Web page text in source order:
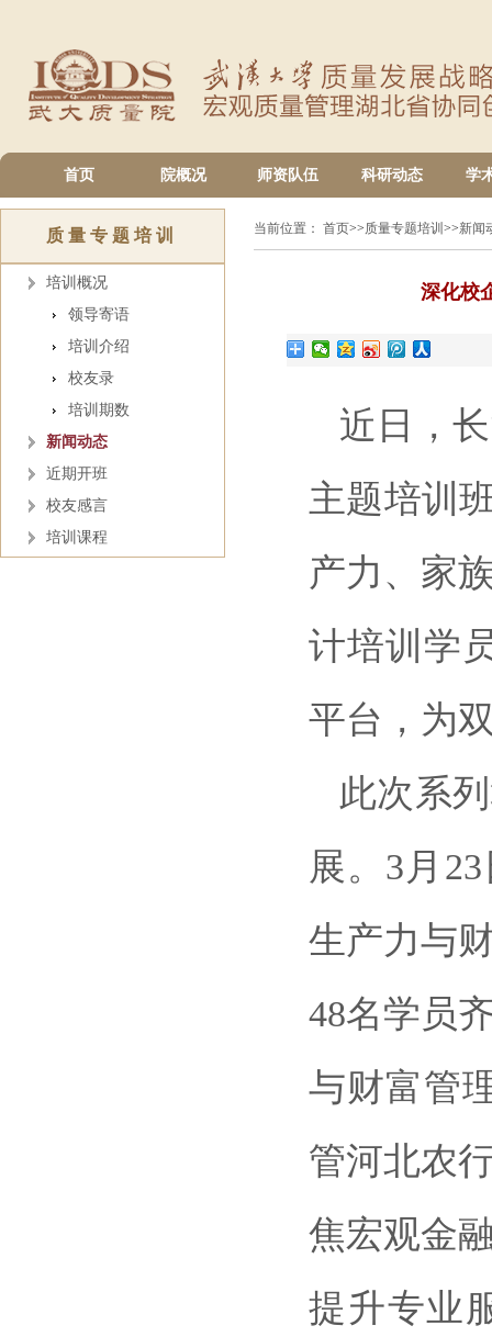
首页 院概况 师资队伍 科研动态 学
质量专题培训
培训概况
领导寄语
培训介绍
校友录
培训期数
新闻动态
近期开班
校友感言
培训课程
当前位置： 首页>>质量专题培训 >>新闻
深化校
近日，
主题培训
产力、家
计培训学
平台，为
此次系
展。3月
生产力与
48名学员
与财富管
管河北农
焦宏观金
提升专业